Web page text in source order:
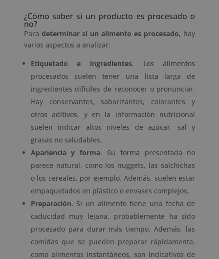
¿Cómo saber si un producto es procesado o
no?
Para determinar si un alimento es procesado, hay
varios aspectos a analizar:
Etiquetado e ingredientes. Los alimentos
procesados suelen tener una lista larga de
ingredientes difíciles de reconocer o pronunciar.
Hay conservantes, saborizantes, colorantes y
otros aditivos, y en la información nutricional
suelen indicar altos niveles de azúcar, sal y
grasas no saludables.
Apariencia y forma. Su forma presentada no
parece natural, como los nuggets, las salchichas
o los cereales, por ejemplo. Además, suelen estar
empaquetados en plástico o envases complejos.
Preparación. Si un alimento tiene una fecha de
caducidad muy lejana, probablemente ha sido
procesado para durar más tiempo. Además, las
comidas que se pueden preparar rápidamente,
como alimentos instantáneos, son indicativos de